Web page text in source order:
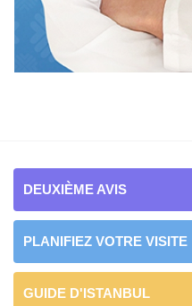
DEUXIÈME AVIS
PLANIFIEZ VOTRE VISITE
GUIDE D'ISTANBUL